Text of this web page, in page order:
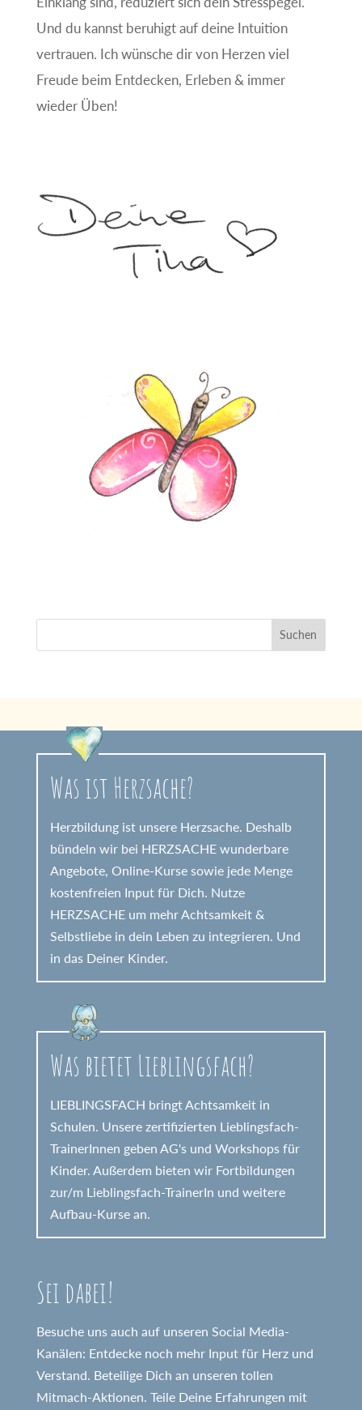
Und du kannst beruhigt auf deine Intuition
vertrauen. Ich wünsche dir von Herzen viel
Freude beim Entdecken, Erleben & immer
wieder Üben!
Was ist Herzsache?
Herzbildung ist unsere Herzsache. Deshalb
bündeln wir bei HERZSACHE wunderbare
Angebote, Online-Kurse sowie jede Menge
kostenfreien Input für Dich. Nutze
HERZSACHE um mehr Achtsamkeit &
Selbstliebe in dein Leben zu integrieren. Und
in das Deiner Kinder.
Was bietet Lieblingsfach?
LIEBLINGSFACH bringt Achtsamkeit in
Schulen. Unsere zertifizierten Lieblingsfach-
TrainerInnen geben AG's und Workshops für
Kinder. Außerdem bieten wir Fortbildungen
zur/m Lieblingsfach-TrainerIn und weitere
Aufbau-Kurse an.
Sei dabei!
Besuche uns auch auf unseren Social Media-
Kanälen: Entdecke noch mehr Input für Herz und
Verstand. Beteilige Dich an unseren tollen
Mitmach-Aktionen. Teile Deine Erfahrungen mit